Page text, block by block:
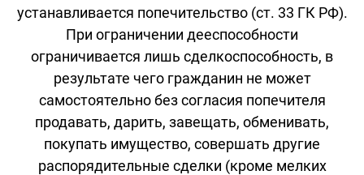
устанавливается попечительство (ст. 33 ГК РФ).
При ограничении дееспособности
ограничивается лишь сделкоспособность, в
результате чего гражданин не может
самостоятельно без согласия попечителя
продавать, дарить, завещать, обменивать,
покупать имущество, совершать другие
распорядительные сделки (кроме мелких